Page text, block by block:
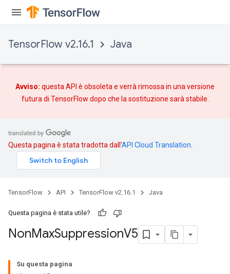
TensorFlow v2.16.1 Java
Avviso: questa API è obsoleta e verrà rimossa in una versione
futura di TensorFlow dopo che la sostituzione sarà stabile.
Questa pagina è stata tradotta dall'API Cloud Translation
TensorFlow API TensorFlow v2.16.1 Java
Questa pagina è stata utile?
NonMaxSuppressionV5
Su questa pagina